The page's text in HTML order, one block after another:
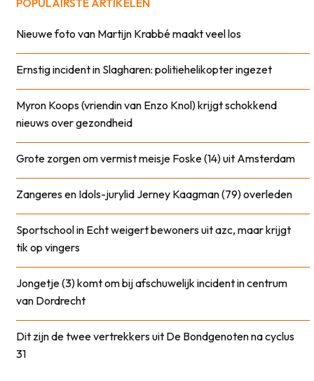
Nieuwe foto van Martijn Krabbé maakt veel los
Ernstig incident in Slagharen: politiehelikopter ingezet
Myron Koops (vriendin van Enzo Knol) krijgt schokkend
nieuws over gezondheid
Grote zorgen om vermist meisje Foske (14) uit Amsterdam
Zangeres en Idols-jurylid Jerney Kaagman (79) overleden
Sportschool in Echt weigert bewoners uit azc, maar krijgt
tik op vingers
Jongetje (3) komt om bij afschuwelijk incident in centrum
van Dordrecht
Dit zijn de twee vertrekkers uit De Bondgenoten na cyclus
31